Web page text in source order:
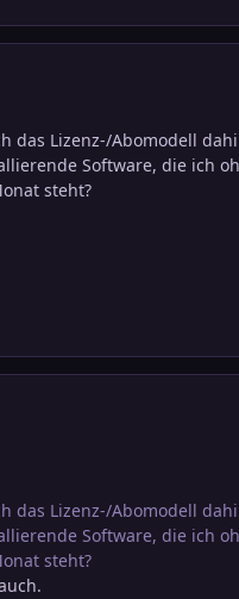
Lizenz-/Abomodell
Software, die ich
steht?
Lizenz-/Abomodell
Software, die ich
steht?